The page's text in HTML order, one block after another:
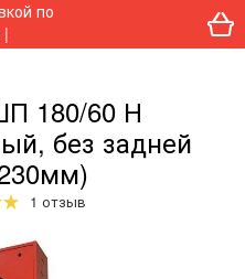
180/60 Н
без задней
1 отзыв